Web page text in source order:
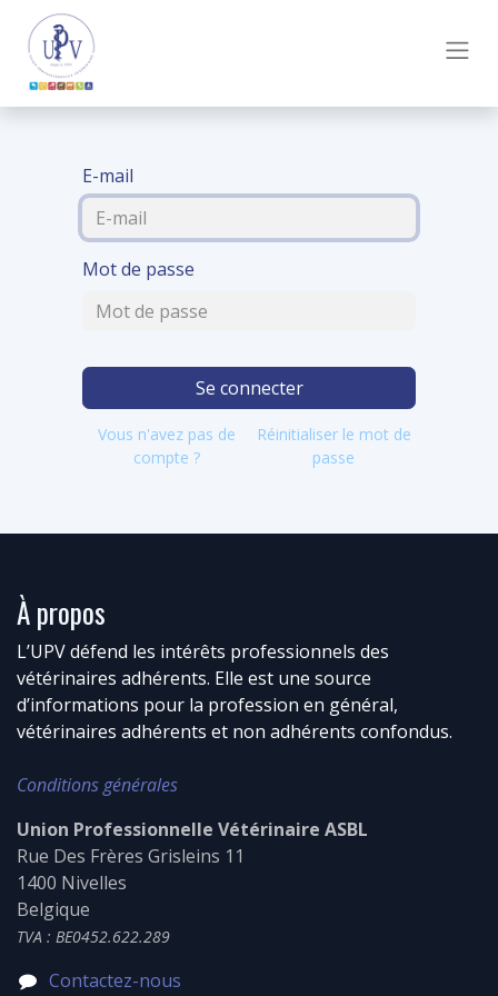
E-mail
Mot de passe
Se connecter
Vous n'avez pas de
compte ?
Réinitialiser le mot de
passe
À propos
L’UPV défend les intérêts professionnels des
vétérinaires adhérents. Elle est une source
d’informations pour la profession en général,
vétérinaires adhérents et non adhérents confondus.
Conditions générales
Union Professionnelle Vétérinaire ASBL
Rue Des Frères Grisleins 11
1400 Nivelles
Belgique
TVA : BE0452.622.289
Contactez-nous